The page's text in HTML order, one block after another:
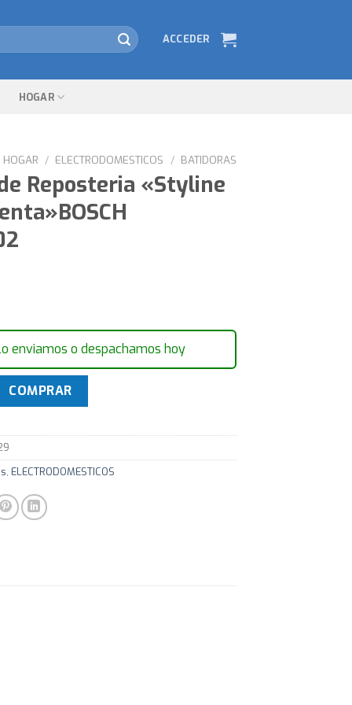
ACCEDER
HOGAR
HOGAR / ELECTRODOMESTICOS / BATIDORAS
Reposteria «Styline
enviamos o despachamos hoy
"Styline Colour-Menta"BOSCH MFQ40302 cantidad
COMPRAR
, ELECTRODOMESTICOS